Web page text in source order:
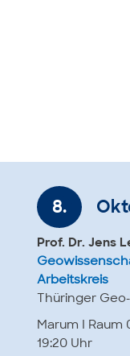
8.
Prof. Dr. Jens
Arbeitskreis
Thüringer
Marum I Raum
19:20 Uhr